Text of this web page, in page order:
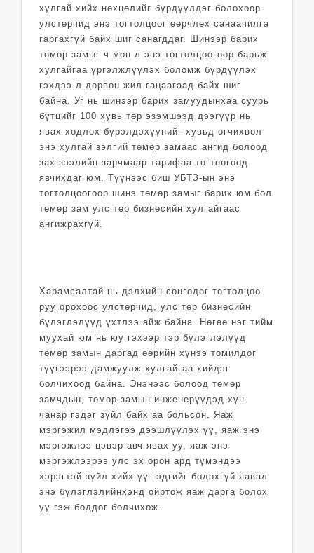
хулгай хийх нөхцөлийг бүрдүүлдэг болохоор
улстөрчид энэ тогтолцоог өөрчлөх санаачилга
гаргахгүй байх шиг санагддаг. Шинээр барих
төмөр замыг ч мөн л энэ тогтолцоогоор барьж
хулгайгаа үргэлжлүүлэх боломж бүрдүүлэх
гэхдээ л дөрвөн жил гацаагаад байх шиг
байна. Уг нь шинээр барих замуудынхаа суурь
бүтцийг 100 хувь төр эзэмшээд дээгүүр нь
явах хөдлөх бүрэлдэхүүнийг хувьд өгчихвөл
энэ хулгай зэлгий төмөр замаас ангид болоод
зах зээлийн зарчмаар тарифаа тогтоогоод
явчихдаг юм. Түүнээс биш УБТЗ-ын энэ
тогтолцоогоор шинэ төмөр замыг барих юм бол
төмөр зам улс төр бизнесийн хулгайгаас
ангижрахгүй.
Харамсалтай нь дэлхийн сонгодог тогтолцоо
руу орохоос улстөрчид, улс төр бизнесийн
бүлэглэлүүд үхтлээ айж байна. Нөгөө нэг тийм
муухай юм нь юу гэхээр тэр бүлэглэлүүд
төмөр замын даргад өөрийн хүнээ томилдог
түүгээрээ дамжуулж хулгайгаа хийдэг
болчихоод байна. Энэнээс болоод төмөр
замчдын, төмөр замын инженерүүдэд хүн
чанар гэдэг зүйл байх аа больсон. Яаж
мэргэжил мэдлэгээ дээшлүүлэх үү, яаж энэ
мэргэжлээ цэвэр авч явах уу, яаж энэ
мэргэжлээрээ улс эх орон ард түмэндээ
хэрэгтэй зүйл хийх үү гэдгийг бодохгүй яавал
энэ бүлэглэлийнхэнд ойртож яаж дарга болох
уу гэж боддог болчихож.